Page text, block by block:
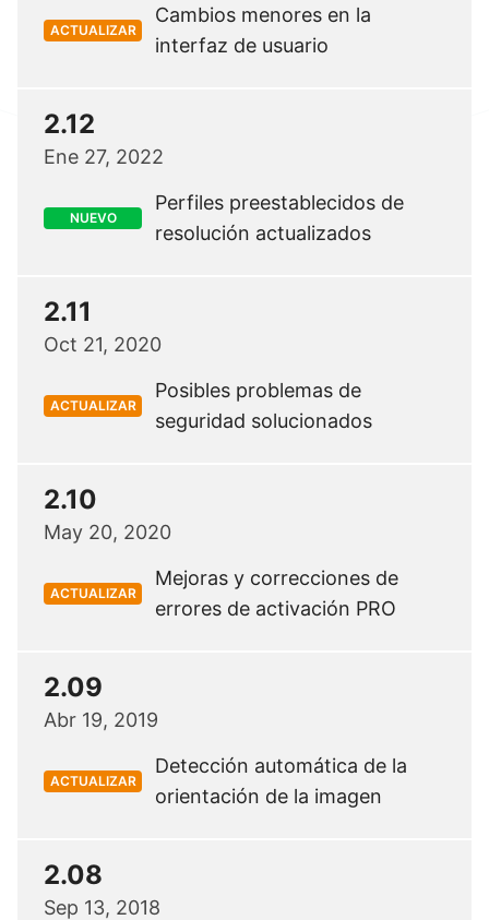
ACTUALIZAR
Cambios menores en la
interfaz de usuario
2.12
Ene 27, 2022
NUEVO
Perfiles preestablecidos de
resolución actualizados
2.11
Oct 21, 2020
ACTUALIZAR
Posibles problemas de
seguridad solucionados
2.10
May 20, 2020
ACTUALIZAR
Mejoras y correcciones de
errores de activación PRO
2.09
Abr 19, 2019
ACTUALIZAR
Detección automática de la
orientación de la imagen
2.08
Sep 13, 2018